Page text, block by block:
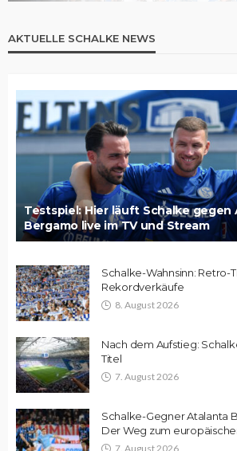
AKTUELLE SCHALKE NEWS
Testspiel: Hier läuft Schalke gegen
Bergamo live im TV und Stream
Schalke-Wahnsinn: Retro-
Rekordverkäufe
8. August 2026
Nach dem Aufstieg:
Titel
7. August 2026
Schalke-Gegner Atalanta
Der Weg zum
7. August 2026